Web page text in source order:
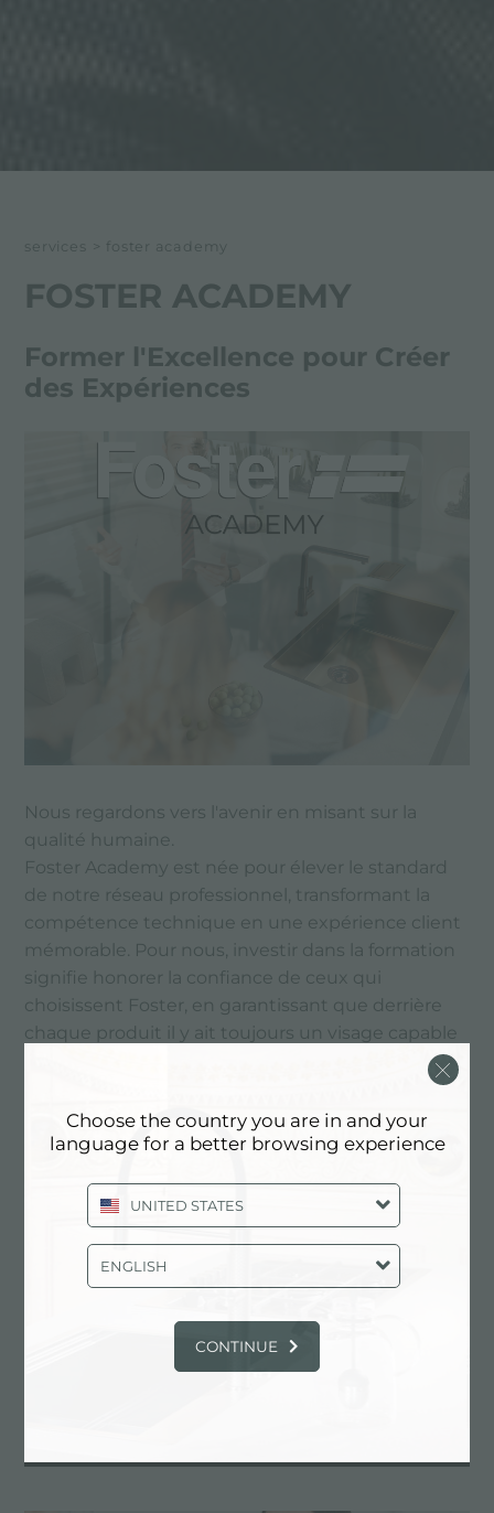
services > foster academy
FOSTER ACADEMY
Former l'Excellence pour Créer
des Expériences
Nous regardons vers l'avenir en misant sur la
qualité humaine.
Foster Academy est née pour élever le standard
de notre réseau professionnel, transformant la
compétence technique en une expérience client
mémorable. Pour nous, investir dans la formation
signifie honorer la confiance de ceux qui
choisissent Foster, en garantissant que derrière
chaque produit il y ait toujours un visage capable
Choose the country you are in and your
language for a better browsing experience
UNITED STATES
ENGLISH
CONTINUE